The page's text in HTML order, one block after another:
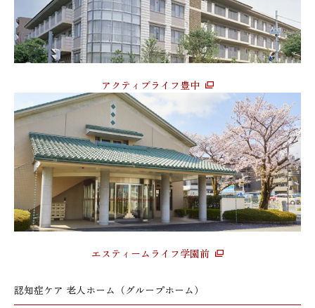
アクティブライフ豊中
エスティームライフ学園前
認知症ケア 老人ホーム（グループホーム）